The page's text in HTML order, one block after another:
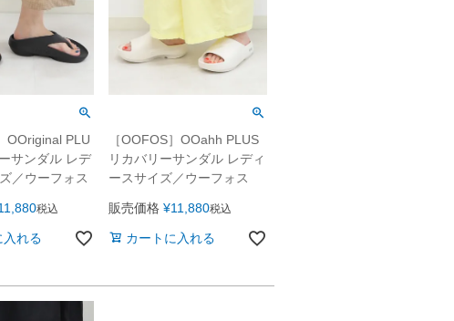
OOriginal PLU
サンダル レデ
／ウーフォス
税込
入れる
［OOFOS］OOahh PLUS
リカバリーサンダル レディ
ースサイズ／ウーフォス
販売価格 ¥11,880税込
カートに入れる